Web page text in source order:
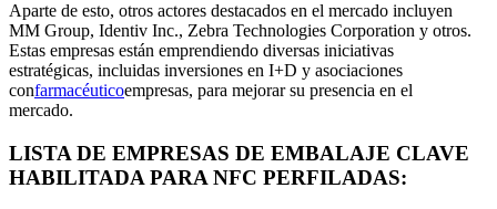
Aparte de esto, otros actores destacados en el mercado incluyen
MM Group, Identiv Inc., Zebra Technologies Corporation y otros.
Estas empresas están emprendiendo diversas iniciativas
estratégicas, incluidas inversiones en I+D y asociaciones
confarmacéuticoempresas, para mejorar su presencia en el
mercado.
LISTA DE EMPRESAS DE EMBALAJE CLAVE
HABILITADA PARA NFC PERFILADAS: